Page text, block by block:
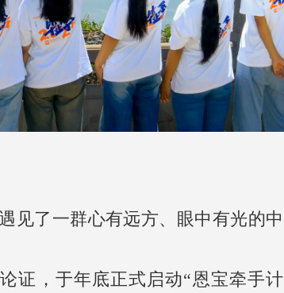
见了一群心有远方、眼中有光的中
证，于年底正式启动“恩宝牵手计